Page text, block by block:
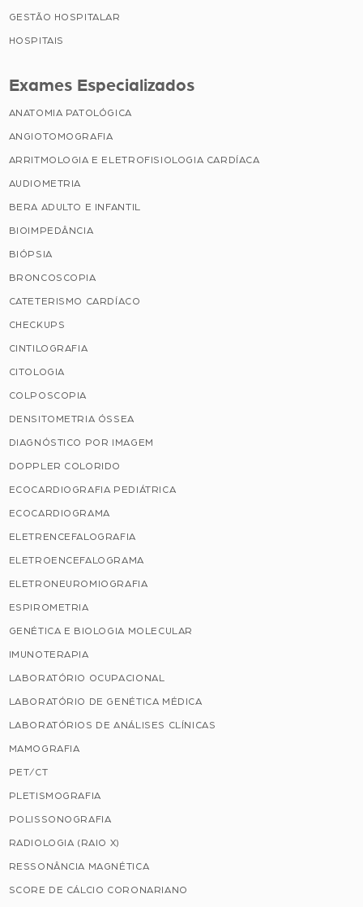
GESTÃO HOSPITALAR
HOSPITAIS
Exames Especializados
ANATOMIA PATOLÓGICA
ANGIOTOMOGRAFIA
ARRITMOLOGIA E ELETROFISIOLOGIA CARDÍACA
AUDIOMETRIA
BERA ADULTO E INFANTIL
BIOIMPEDÂNCIA
BIÓPSIA
BRONCOSCOPIA
CATETERISMO CARDÍACO
CHECKUPS
CINTILOGRAFIA
CITOLOGIA
COLPOSCOPIA
DENSITOMETRIA ÓSSEA
DIAGNÓSTICO POR IMAGEM
DOPPLER COLORIDO
ECOCARDIOGRAFIA PEDIÁTRICA
ECOCARDIOGRAMA
ELETRENCEFALOGRAFIA
ELETROENCEFALOGRAMA
ELETRONEUROMIOGRAFIA
ESPIROMETRIA
GENÉTICA E BIOLOGIA MOLECULAR
IMUNOTERAPIA
LABORATÓRIO OCUPACIONAL
LABORATÓRIO DE GENÉTICA MÉDICA
LABORATÓRIOS DE ANÁLISES CLÍNICAS
MAMOGRAFIA
PET/CT
PLETISMOGRAFIA
POLISSONOGRAFIA
RADIOLOGIA (RAIO X)
RESSONÂNCIA MAGNÉTICA
SCORE DE CÁLCIO CORONARIANO